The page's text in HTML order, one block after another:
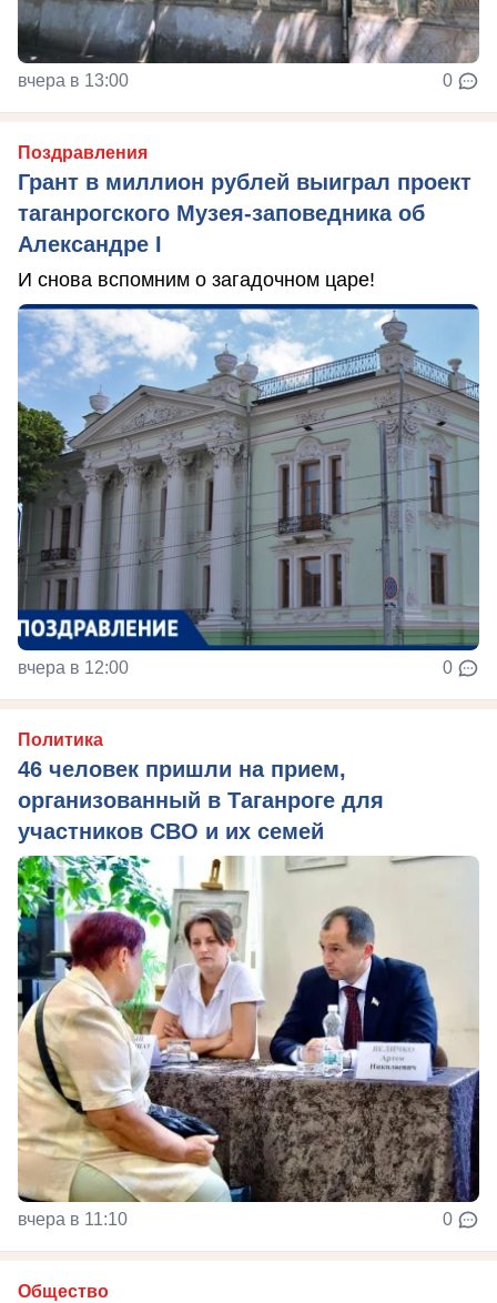
вчера в 13:00 0
Поздравления
Грант в миллион рублей выиграл проект
таганрогского Музея-заповедника об
Александре I
И снова вспомним о загадочном царе!
вчера в 12:00 0
Политика
46 человек пришли на прием,
организованный в Таганроге для
участников СВО и их семей
вчера в 11:10 0
Общество